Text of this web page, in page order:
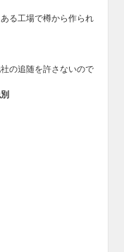
る工場で樽から作られ
の追随を許さないので
税別